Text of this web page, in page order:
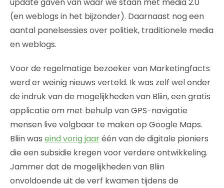
(en weblogs in het bijzonder). Daarnaast nog een
aantal panelsessies over politiek, traditionele media
en weblogs.
Voor de regelmatige bezoeker van Marketingfacts
werd er weinig nieuws verteld. Ik was zelf wel onder
de indruk van de mogelijkheden van Bliin, een gratis
applicatie om met behulp van GPS-navigatie
mensen live volgbaar te maken op Google Maps.
Bliin was eind vorig jaaréén van de digitale pioniers
die een subsidie kregen voor verdere ontwikkeling.
Jammer dat de mogelijkheden van Bliin
onvoldoende uit de verf kwamen tijdens de